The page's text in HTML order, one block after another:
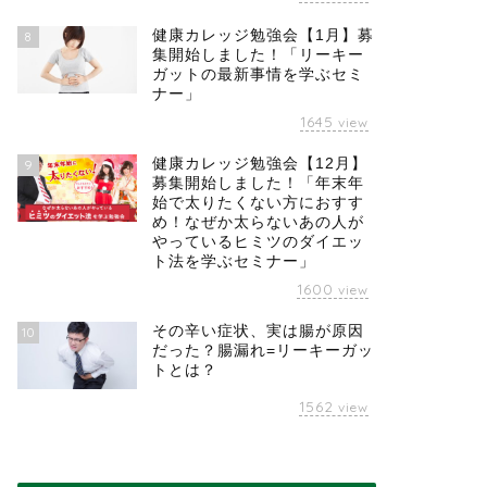
8
健康カレッジ勉強会【1月】募
集開始しました！「リーキー
ガットの最新事情を学ぶセミ
ナー」
1645 view
9
健康カレッジ勉強会【12月】
募集開始しました！「年末年
始で太りたくない方におすす
め！なぜか太らないあの人が
やっているヒミツのダイエッ
ト法を学ぶセミナー」
1600 view
10
その辛い症状、実は腸が原因
だった？腸漏れ=リーキーガッ
トとは？
1562 view